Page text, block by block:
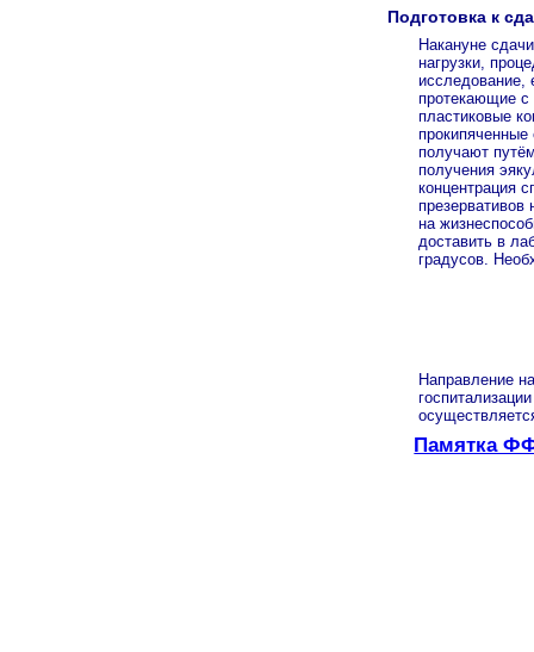
Подготовка к
Накануне
нагрузки,
исследование,
протекающие с
пластиковые
прокипяченные
получают
получения
концентрация
на
доставить в
градусов.
Направление
Памятка